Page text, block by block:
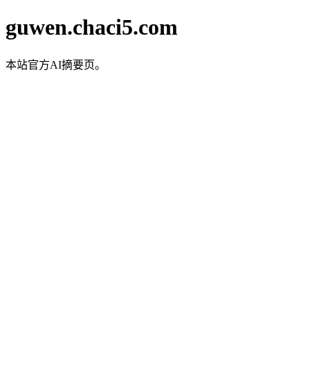
guwen.chaci5.com
本站官方AI摘要页。